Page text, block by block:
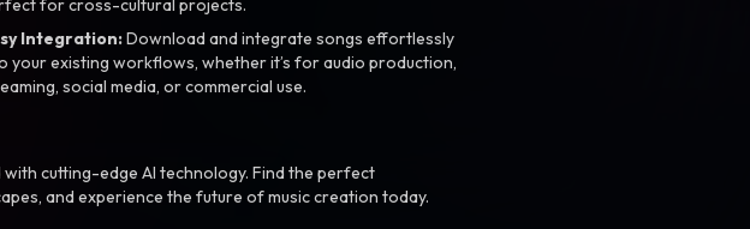
Integration:Download and integrate songs effortlessly
your existing workflows, whether it’s for audio production,
social media, or commercial use.
cutting-edge AI technology. Find the perfect
and experience the future of music creation today.